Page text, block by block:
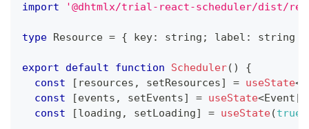
import
'@dhtmlx/trial-react-scheduler/dist/
type Resource = { key: string ; label : string
export default function Scheduler( )
{
const
[ resources , setResources] = useState<
const
[events , setEvents] = useState<Event [
const
[loading , setLoading] = useState(true